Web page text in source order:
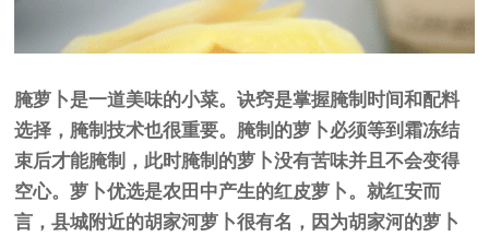
腌萝卜是一道美味的小菜。诀窍是掌握腌制时间和配料
选择，腌制技术也很重要。腌制的萝卜必须等到霜冻结
束后才能腌制，此时腌制的萝卜没有苦味并且不会变得
空心。萝卜优选是农田中产生的红皮萝卜。就红安而
言，县城附近的胡家河萝卜很有名，因为胡家河的萝卜